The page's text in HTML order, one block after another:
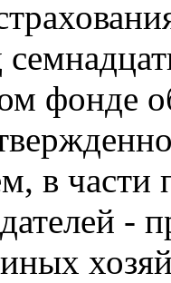
фонде
в части
-